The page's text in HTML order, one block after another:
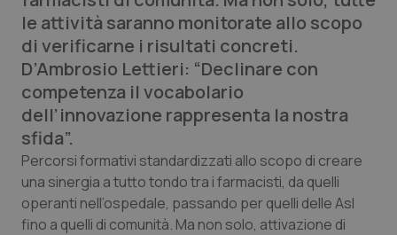
Basilicata
Calabria
Campania
Emilia-Romagna
Friuli Venezia Giulia
Artrite & artrosi
Asma & BPCO
Car-T
Colesterolo & coronaropatie
Dermatite Atopica
QS Club Newsletter
le attività saranno monitorate allo scopo
di verificarne i risultati concreti.
D’Ambrosio Lettieri: “Declinare con
competenza il vocabolario
dell’innovazione rappresenta la nostra
sfida”.
Percorsi formativi standardizzati allo scopo di creare
una sinergia a tutto tondo tra i farmacisti, da quelli
operanti nell’ospedale, passando per quelli delle Asl
fino a quelli di comunità. Ma non solo, attivazione di